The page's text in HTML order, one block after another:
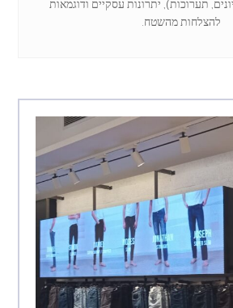
תערוכות), יתרונות עסקיים ודוגמאות
להצלחות מהשטח.